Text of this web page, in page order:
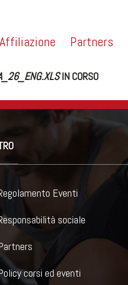
Affiliazione Partners
IN CORSO
Eventi
sociale
corsi ed eventi